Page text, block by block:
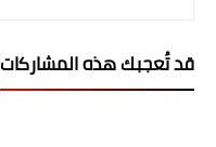
قد تُعجبك هذه المشاركات